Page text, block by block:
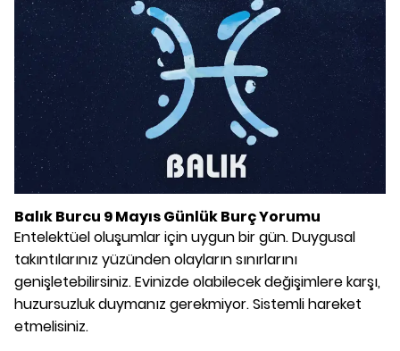
Balık Burcu 9 Mayıs Günlük Burç Yorumu
Entelektüel oluşumlar için uygun bir gün. Duygusal
takıntılarınız yüzünden olayların sınırlarını
genişletebilirsiniz. Evinizde olabilecek değişimlere karşı,
huzursuzluk duymanız gerekmiyor. Sistemli hareket
etmelisiniz.